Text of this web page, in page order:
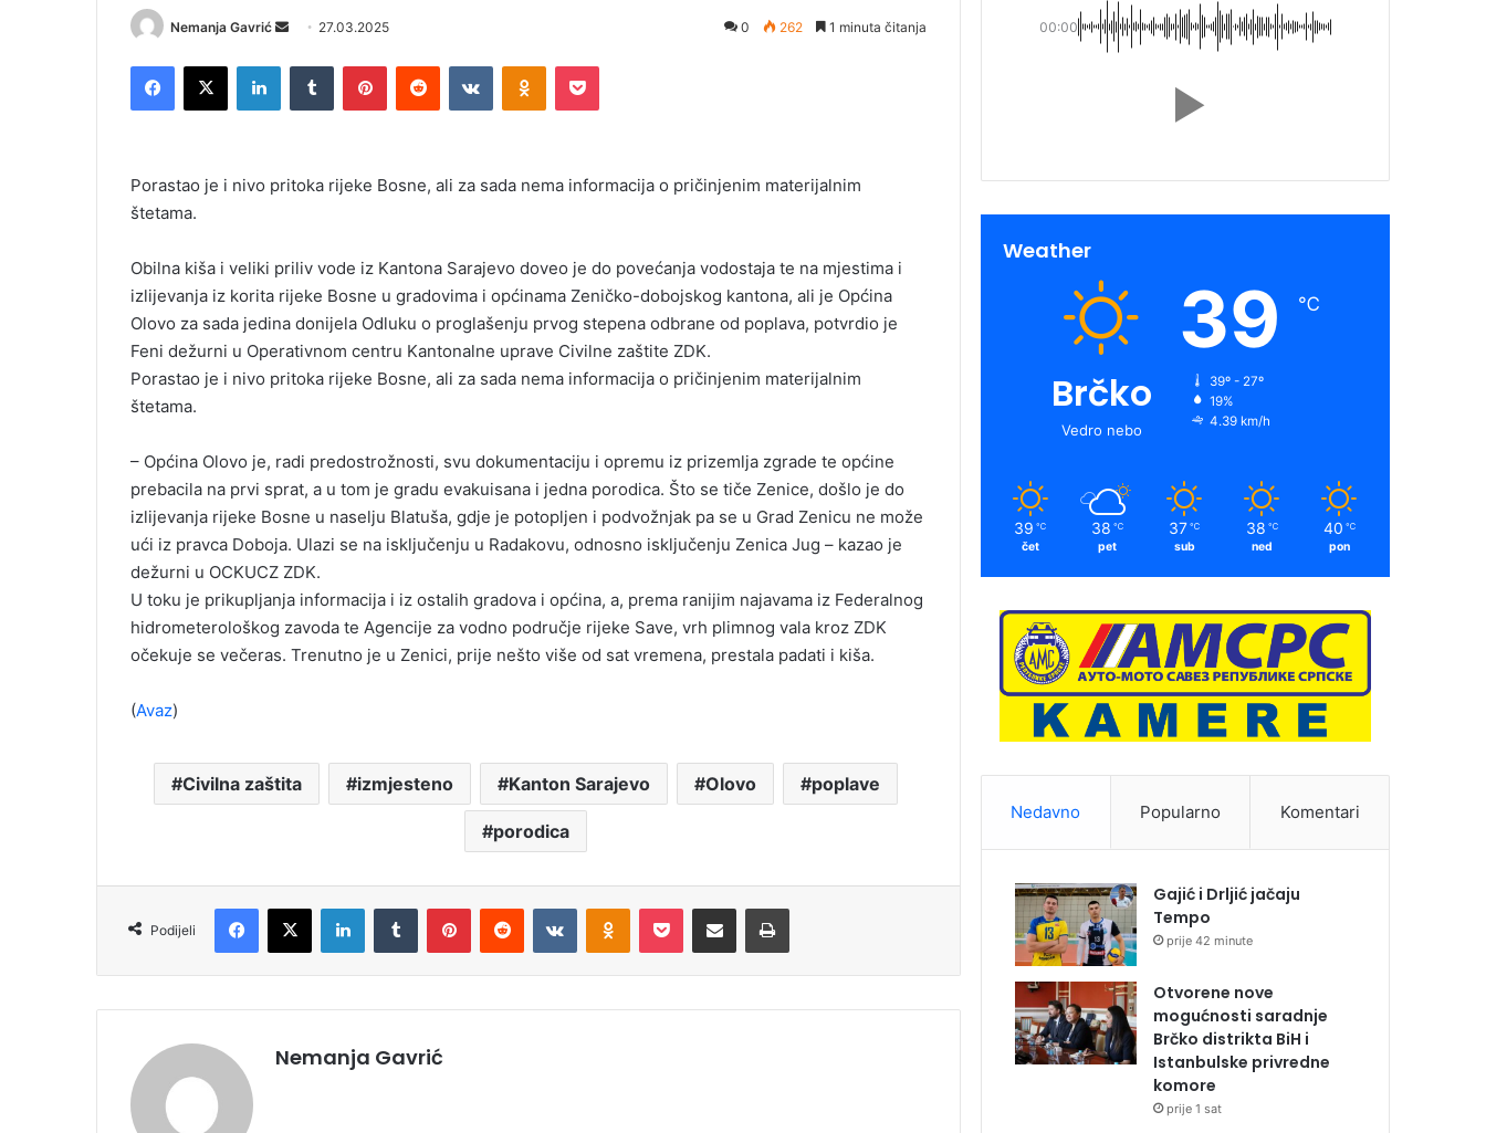
Nemanja Gavrić
d
e
i
l
27.03.2025 0 262 1 minuta čitanja
Porastao je i nivo pritoka rijeke Bosne, ali za sada nema informacija o pričinjenim materijalnim
štetama.
Obilna kiša i veliki priliv vode iz Kantona Sarajevo doveo je do povećanja vodostaja te na mjestima i
izlijevanja iz korita rijeke Bosne u gradovima i općinama Zeničko-dobojskog kantona, ali je Općina
Olovo za sada jedina donijela Odluku o proglašenju prvog stepena odbrane od poplava, potvrdio je
Feni dežurni u Operativnom centru Kantonalne uprave Civilne zaštite ZDK.
Porastao je i nivo pritoka rijeke Bosne, ali za sada nema informacija o pričinjenim materijalnim
štetama.
– Općina Olovo je, radi predostrožnosti, svu dokumentaciju i opremu iz prizemlja zgrade te općine
prebacila na prvi sprat, a u tom je gradu evakuisana i jedna porodica. Što se tiče Zenice, došlo je do
izlijevanja rijeke Bosne u naselju Blatuša, gdje je potopljen i podvožnjak pa se u Grad Zenicu ne može
ući iz pravca Doboja. Ulazi se na isključenju u Radakovu, odnosno isključenju Zenica Jug – kazao je
dežurni u OCKUCZ ZDK.
U toku je prikupljanja informacija i iz ostalih gradova i općina, a, prema ranijim najavama iz Federalnog
hidrometerološkog zavoda te Agencije za vodno područje rijeke Save, vrh plimnog vala kroz ZDK
očekuje se večeras. Trenutno je u Zenici, prije nešto više od sat vremena, prestala padati i kiša.
(Avaz)
Civilna zaštita izmjesteno Kanton Sarajevo Olovo poplave
porodica
Podijeli
Nemanja Gavrić
00:00
Weather
Brčko
Vedro nebo
39 ℃
39º - 27º
19%
4.39 km/h
39 ℃
čet
38 ℃
pet
37 ℃
sub
38 ℃
ned
40 ℃
pon
Nedavno Popularno Komentari
Gajić i Drljić jačaju
Tempo
prije 42 minute
Otvorene nove
mogućnosti saradnje
Brčko distrikta BiH i
Istanbulske privredne
komore
prije 1 sat